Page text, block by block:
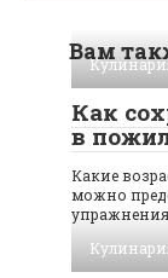
Вам
Как
в
Какие
можно